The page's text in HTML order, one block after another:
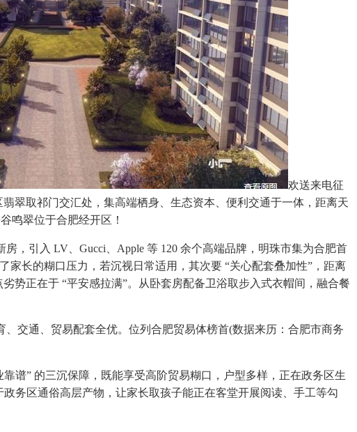
欢送来电征
翠取祁门交汇处，集高端栖身、生态资本、便利交通于一体，距离天
鸣翠位于合肥经开区！
引入 LV、Gucci、Apple 等 120 余个高端品牌，明珠市集为合肥首
长的糊口压力，若沉视日常适用，其次要 “关心配套叠加性”，距离
势正在于 “平安感拉满”。从卧套房配备卫浴取步入式衣帽间，融合餐
交通、贸易配套全优。位列合肥贸易体榜首(数据来历：合肥市商务
” 的三沉保障，既能享受高阶贸易糊口，户型多样，正在政务区生
务区通俗高层产物，让家长取孩子能正在客堂开展阅读、手工等勾